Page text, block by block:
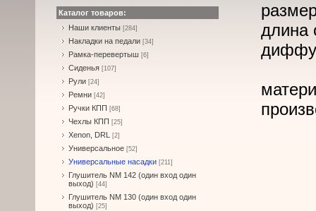
Каталог товаров:
Наши клиенты [284]
Накладки на педали [34]
Рамка-перевертыш [6]
Сиденья [107]
Рули [24]
Ремни [42]
Ручки КПП [68]
Чехлы КПП [25]
Xenon, DRL [2]
Универсальное [52]
Универсальные насадки [211]
Глушитель NM 142 (один вход один
выход) [44]
Глушитель NM 130 (один вход один
выход) [25]
длина